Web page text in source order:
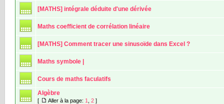
[MATHS] intégrale déduite d'une dérivée
Maths coefficient de corrélation linéaire
[MATHS] Comment tracer une sinusoïde dans Excel ?
Maths symbole |
Cours de maths faculatifs
Algèbre
[ Aller à la page: 1 2]